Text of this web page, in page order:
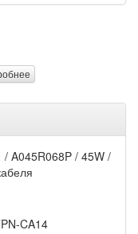
A045R068P / 45W /
CA14